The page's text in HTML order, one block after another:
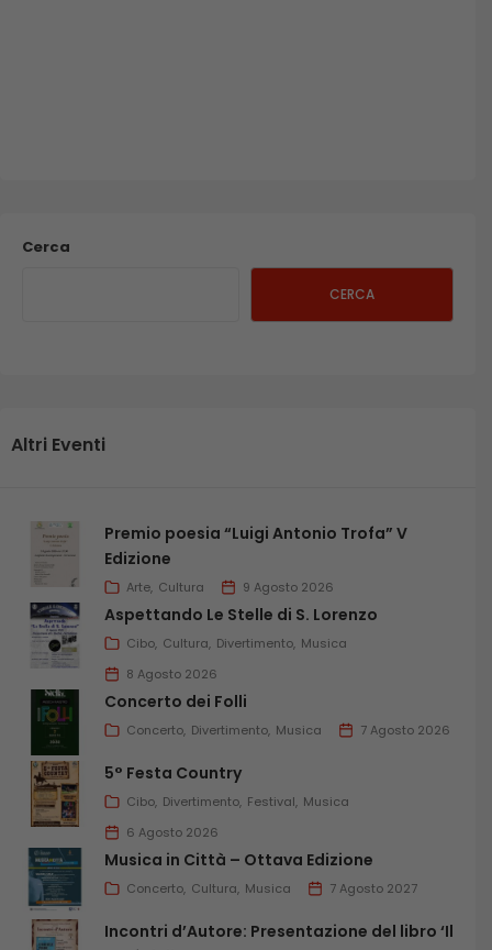
Cerca
CERCA
Altri Eventi
Premio poesia “Luigi Antonio Trofa” V
Edizione
Arte Cultura 9 Agosto 2026
Aspettando Le Stelle di S. Lorenzo
Cibo Cultura Divertimento Musica
8 Agosto 2026
Concerto dei Folli
Concerto Divertimento Musica 7 Agosto 2026
5° Festa Country
Cibo Divertimento Festival Musica
6 Agosto 2026
Musica in Città – Ottava Edizione
Concerto Cultura Musica 7 Agosto 2027
Incontri d’Autore: Presentazione del libro ‘Il